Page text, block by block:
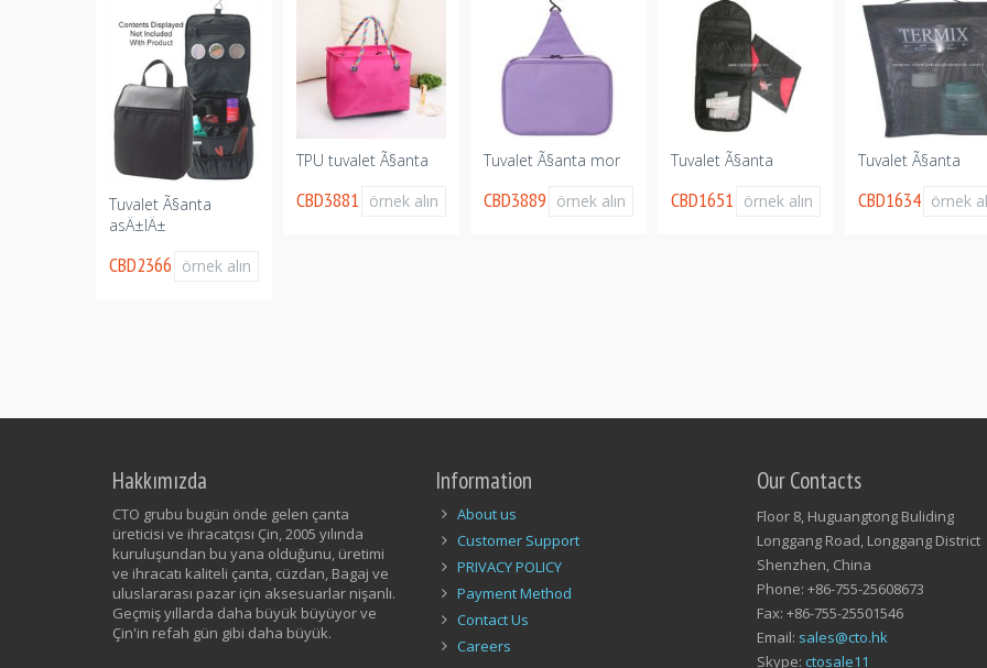
Tuvalet Ã§anta
asÄ±lÄ±
CBD2366 örnek alın
TPU tuvalet Ã§anta
CBD3881 örnek alın
Tuvalet Ã§anta mor
CBD3889 örnek alın
Tuvalet Ã§anta
CBD1651 örnek alın
Tuvalet Ã§anta
CBD1634 örnek
Hakkımızda
CTO grubu bugün önde gelen çanta
üreticisi ve ihracatçısı Çin, 2005 yılında
kuruluşundan bu yana olduğunu, üretimi
ve ihracatı kaliteli çanta, cüzdan, Bagaj ve
uluslararası pazar için aksesuarlar nişanlı.
Geçmiş yıllarda daha büyük büyüyor ve
Çin'in refah gün gibi daha büyük.
Information
About us
Customer Support
PRIVACY POLICY
Payment Method
Contact Us
Careers
Our Contacts
Floor 8, Huguangtong Buliding
Longgang Road, Longgang District
Shenzhen, China
Phone: +86-755-25608673
Fax: +86-755-25501546
Email: sales@cto.hk
Skype: ctosale11